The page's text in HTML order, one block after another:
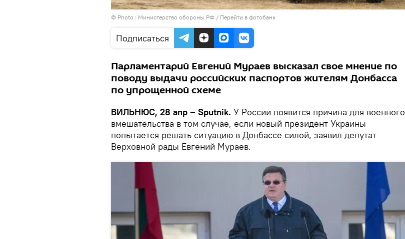
© Photo : Министерство обороны РФ / Перейти в фотобанк
Подписаться
Парламентарий Евгений Мураев высказал свое мнение по
поводу выдачи российских паспортов жителям Донбасса
по упрощенной схеме
ВИЛЬНЮС, 28 апр – Sputnik. У России появится причина для военного
вмешательства в том случае, если новый президент Украины
попытается решать ситуацию в Донбассе силой, заявил депутат
Верховной рады Евгений Мураев.